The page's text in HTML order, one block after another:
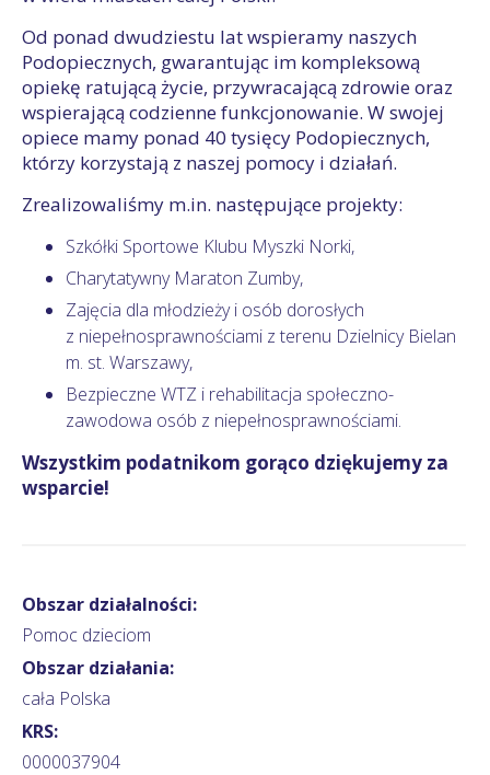
Od ponad dwudziestu lat wspieramy naszych
Podopiecznych, gwarantując im kompleksową
opiekę ratującą życie, przywracającą zdrowie oraz
wspierającą codzienne funkcjonowanie. W swojej
opiece mamy ponad 40 tysięcy Podopiecznych,
którzy korzystają z naszej pomocy i działań.
Zrealizowaliśmy m.in. następujące projekty:
Szkółki Sportowe Klubu Myszki Norki,
Charytatywny Maraton Zumby,
Zajęcia dla młodzieży i osób dorosłych
z niepełnosprawnościami z terenu Dzielnicy Bielan
m. st. Warszawy,
Bezpieczne WTZ i rehabilitacja społeczno-
zawodowa osób z niepełnosprawnościami.
Wszystkim podatnikom gorąco dziękujemy za
wsparcie!
Obszar działalności:
Pomoc dzieciom
Obszar działania:
cała Polska
KRS:
0000037904